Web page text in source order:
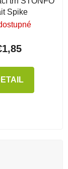
Spike